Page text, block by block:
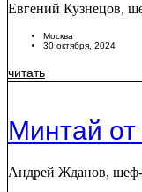
Евгений Кузнецов,
Москва
30 октября, 2024
читать
Минтай
Андрей Жданов, шеф-